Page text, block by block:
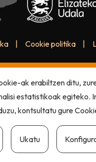
Cookie politika
ak erabiltzen ditu,
estatistikoak egiteko.
kontsultatu gure
Ukatu